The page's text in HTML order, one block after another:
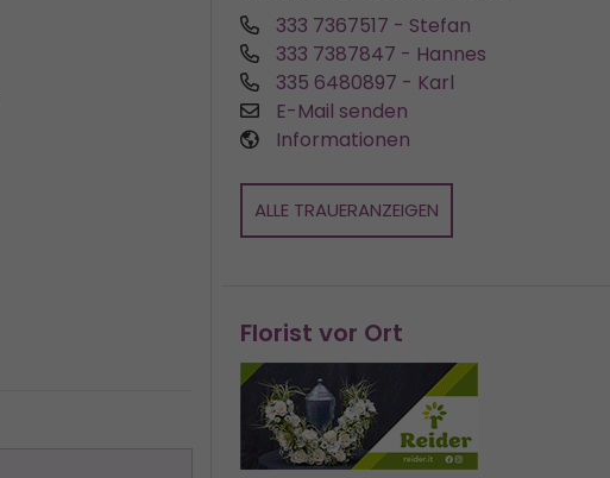
333 7367517 - Stefan
333 7387847 - Hannes
335 6480897 - Karl
E-Mail senden
Informationen
ALLE TRAUERANZEIGEN
Florist vor Ort